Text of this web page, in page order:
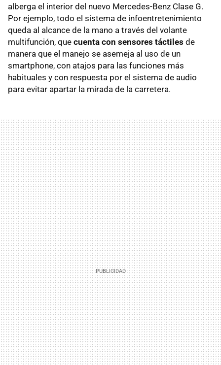
alberga el interior del nuevo Mercedes-Benz Clase G.
Por ejemplo, todo el sistema de infoentretenimiento
queda al alcance de la mano a través del volante
multifunción, que cuenta con sensores táctiles de
manera que el manejo se asemeja al uso de un
smartphone, con atajos para las funciones más
habituales y con respuesta por el sistema de audio
para evitar apartar la mirada de la carretera.